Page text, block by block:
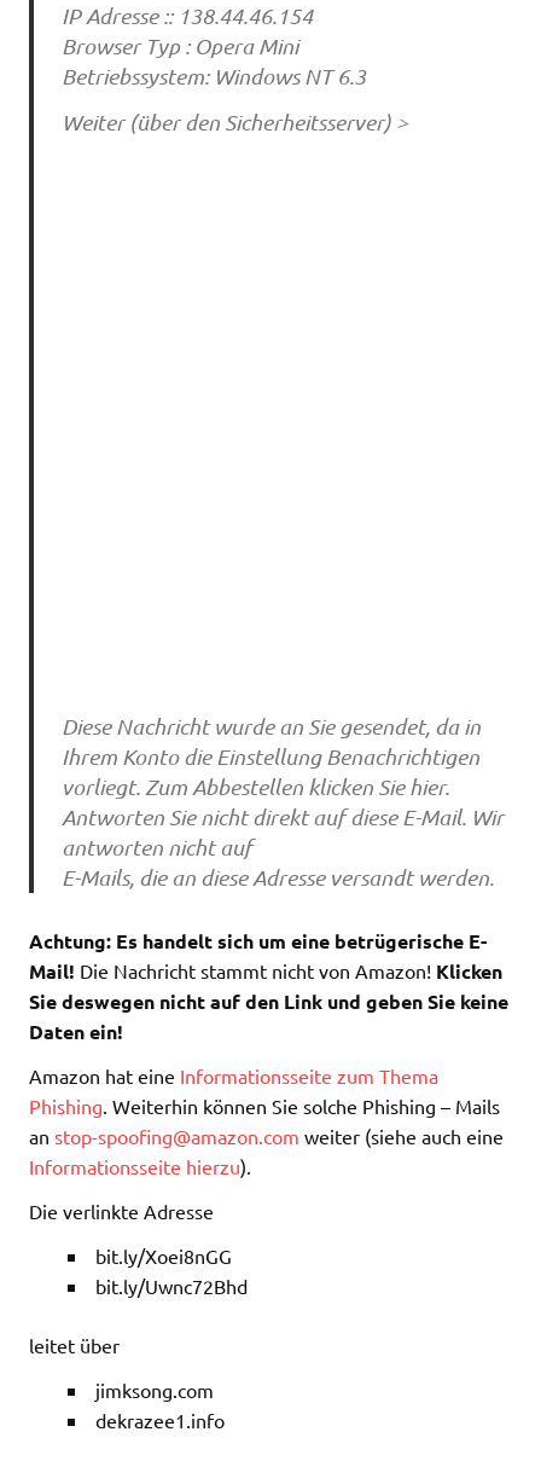
IP Adresse :: 138.44.46.154
Browser Typ : Opera Mini
Betriebssystem: Windows NT 6.3
Weiter (über den Sicherheitsserver) >
Diese Nachricht wurde an Sie gesendet, da in
Ihrem Konto die Einstellung Benachrichtigen
vorliegt. Zum Abbestellen klicken Sie hier.
Antworten Sie nicht direkt auf diese E-Mail. Wir
antworten nicht auf
E-Mails, die an diese Adresse versandt werden.
Achtung: Es handelt sich um eine betrügerische E-
Mail! Die Nachricht stammt nicht von Amazon! Klicken
Sie deswegen nicht auf den Link und geben Sie keine
Daten ein!
Amazon hat eine Informationsseite zum Thema
Phishing. Weiterhin können Sie solche Phishing – Mails
an stop-spoofing@amazon.com weiter (siehe auch eine
Informationsseite hierzu).
Die verlinkte Adresse
bit.ly/Xoei8nGG
bit.ly/Uwnc72Bhd
leitet über
jimksong.com
dekrazee1.info